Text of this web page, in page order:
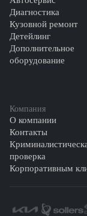
Диагностика
Кузовной ремонт
Детейлинг
Дополнительное
оборудование
Компания
О компании
Контакты
проверка
Корпоративным